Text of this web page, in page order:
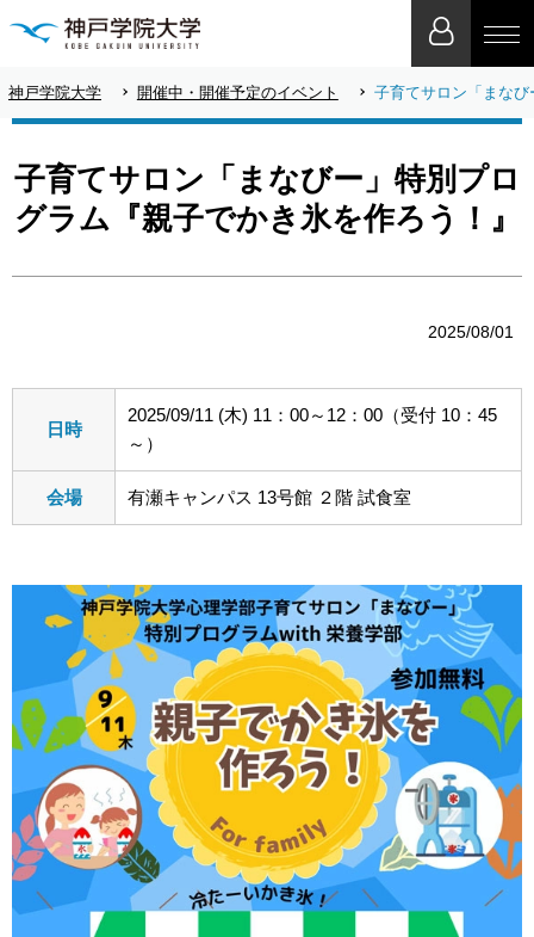
神戸学院大学 開催中・開催予定のイベント 子育てサロン「まな
子育てサロン「まなびー」特別プロ
グラム『親子でかき氷を作ろう！』
2025/08/01
日時
2025/09/11 (木) 11：00～12：00（受付 10：45
～）
会場 有瀬キャンパス 13号館 ２階 試食室